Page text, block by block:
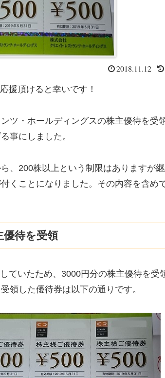
2018.11.12
援頂けると幸いです！
ツ・ホールディングスの株主優待を受
事にしました。
、200株以上という制限はありますが継
くことになりました。その内容を含め
優待を受領
ていたため、3000円分の株主優待を受
領した優待券は以下の通りです。